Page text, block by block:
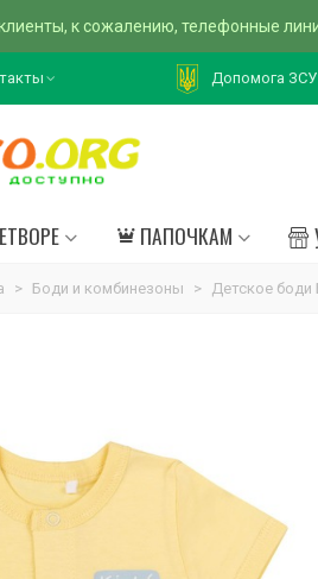
к сожалению, телефонные
Допомога ЗСУ
ПАПОЧКАМ
> Боди и комбинезоны > Детское боди